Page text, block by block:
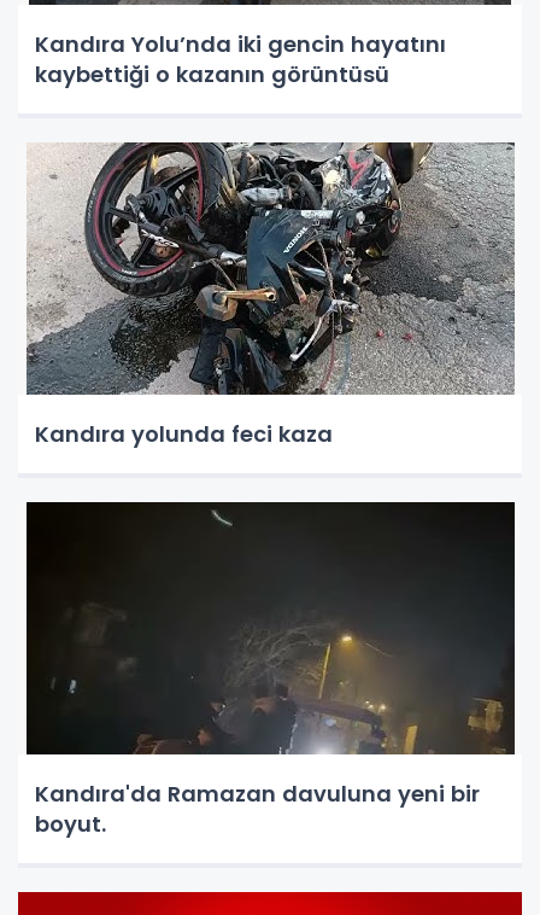
Kandıra Yolu’nda iki gencin hayatını
kaybettiği o kazanın görüntüsü
Kandıra yolunda feci kaza
Kandıra'da Ramazan davuluna yeni bir
boyut.